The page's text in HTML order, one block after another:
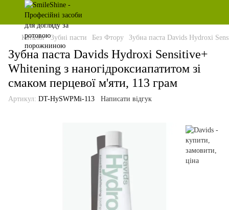
Каталог Зубні пасти Без Фтору Зубна паста Davids Hydroxi
Зубна паста Davids Hydroxi Sensitive+
Whitening з наногідроксиапатитом зі
смаком перцевої м'яти, 113 грам
Артикул: DT-HySWPMi-113 Написати відгук